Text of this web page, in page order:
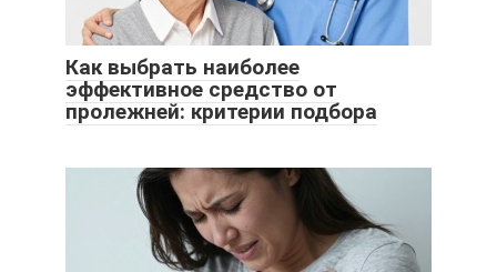
Как выбрать наиболее
эффективное средство от
пролежней: критерии подбора